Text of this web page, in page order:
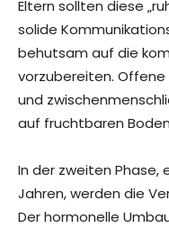
Eltern sollten diese
solide
behutsam auf die
vorzubereiten. Offene
und
auf fruchtbaren
In der zweiten Phase,
Jahren, werden die
Der hormonelle